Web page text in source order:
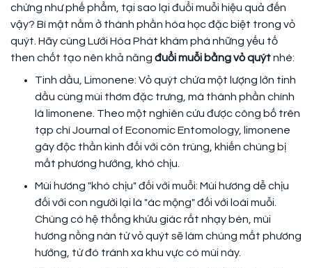
chừng như phế phẩm, tại sao lại đuổi muỗi hiệu quả đến
vậy? Bí mật nằm ở thành phần hóa học đặc biệt trong vỏ
quýt. Hãy cùng Lưới Hòa Phát khám phá những yếu tố
then chốt tạo nên khả năng đuổi muỗi bằng vỏ quýtnhé:
Tinh dầu, Limonene: Vỏ quýt chứa một lượng lớn tinh
dầu cùng mùi thơm đặc trưng, mà thành phần chính
là limonene. Theo một nghiên cứu được công bố trên
tạp chí Journal of Economic Entomology, limonene
gây độc thần kinh đối với côn trùng, khiến chúng bị
mất phương hướng, khó chịu.
Mùi hương "khó chịu" đối với muỗi: Mùi hương dễ chịu
đối với con người lại là "ác mộng" đối với loài muỗi.
Chúng có hệ thống khứu giác rất nhạy bén, mùi
hương nồng nàn từ vỏ quýt sẽ làm chúng mất phương
hướng, từ đó tránh xa khu vực có mùi này.